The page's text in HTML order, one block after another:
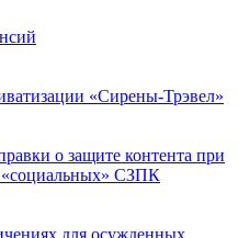
«Сирены-Трэвел»
о защите контента при
«социальных» СЗПК
для осужденных